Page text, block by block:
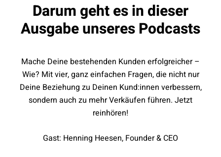
Darum geht es in dieser
Ausgabe unseres Podcasts
Mache Deine bestehenden Kunden erfolgreicher –
Wie? Mit vier, ganz einfachen Fragen, die nicht nur
Deine Beziehung zu Deinen Kund:innen verbessern,
sondern auch zu mehr Verkäufen führen. Jetzt
reinhören!
Gast: Henning Heesen, Founder & CEO